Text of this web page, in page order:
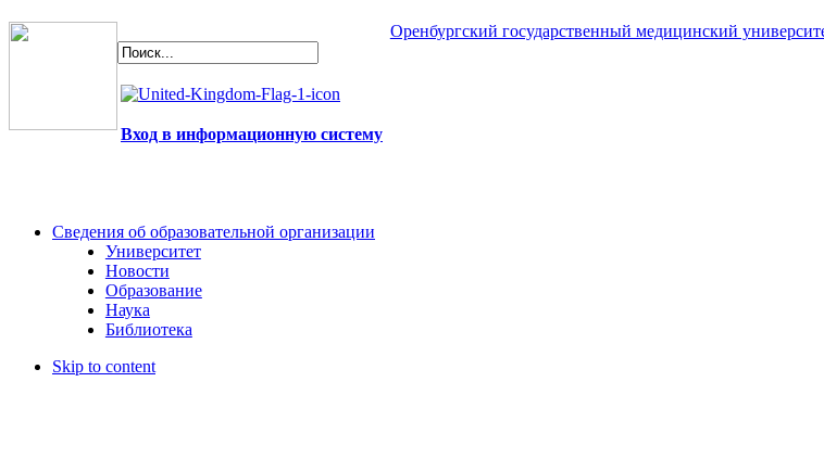
Оренбургский государственный медицинский
Вход в информационную систему
Сведения об образовательной организации
Университет
Новости
Образование
Наука
Библиотека
Skip to content